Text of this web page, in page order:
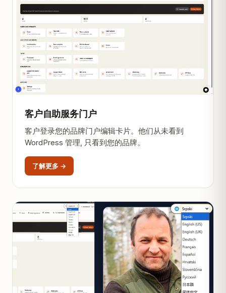
客户自助服务门户
客户登录您的品牌门户编辑卡片。他们从未看到
WordPress 管理, 只看到您的品牌。
了解更多 →